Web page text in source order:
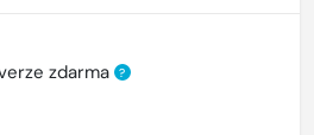
zdarma ?